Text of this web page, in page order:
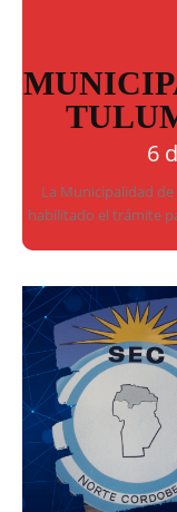
6
La Municipalidad
habilitado el trámite